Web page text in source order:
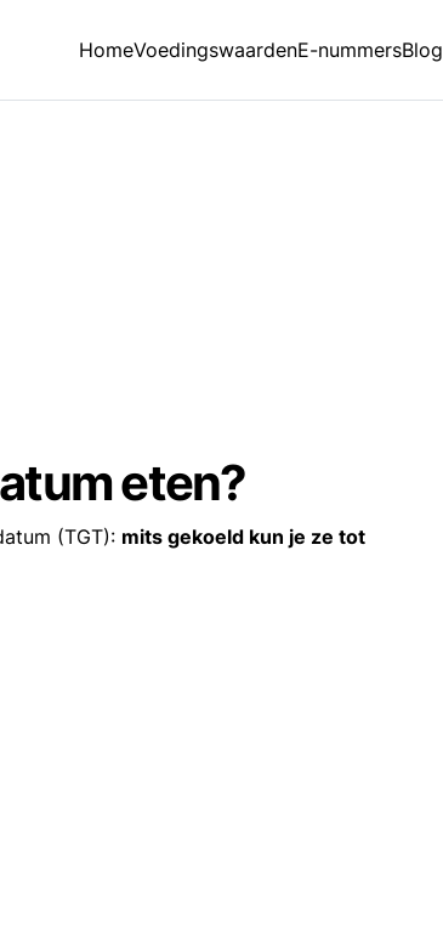
HomeVoedingswaardenE-nummersBlog
eten?
(TGT): mits gekoeld kun je ze tot